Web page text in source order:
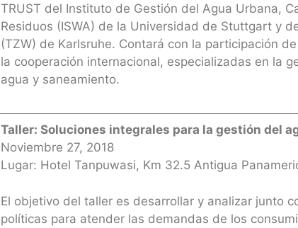
TRUST del Instituto de Gestión del Agua Urbana,
Residuos (ISWA) de la Universidad de Stuttgart y
(TZW) de Karlsruhe. Contará con la participación
la cooperación internacional, especializadas en la
agua y saneamiento.
Taller: Soluciones integrales para la gestión del
Noviembre 27, 2018
Lugar: Hotel Tanpuwasi, Km 32.5 Antigua
El objetivo del taller es desarrollar y analizar junto
políticas para atender las demandas de los